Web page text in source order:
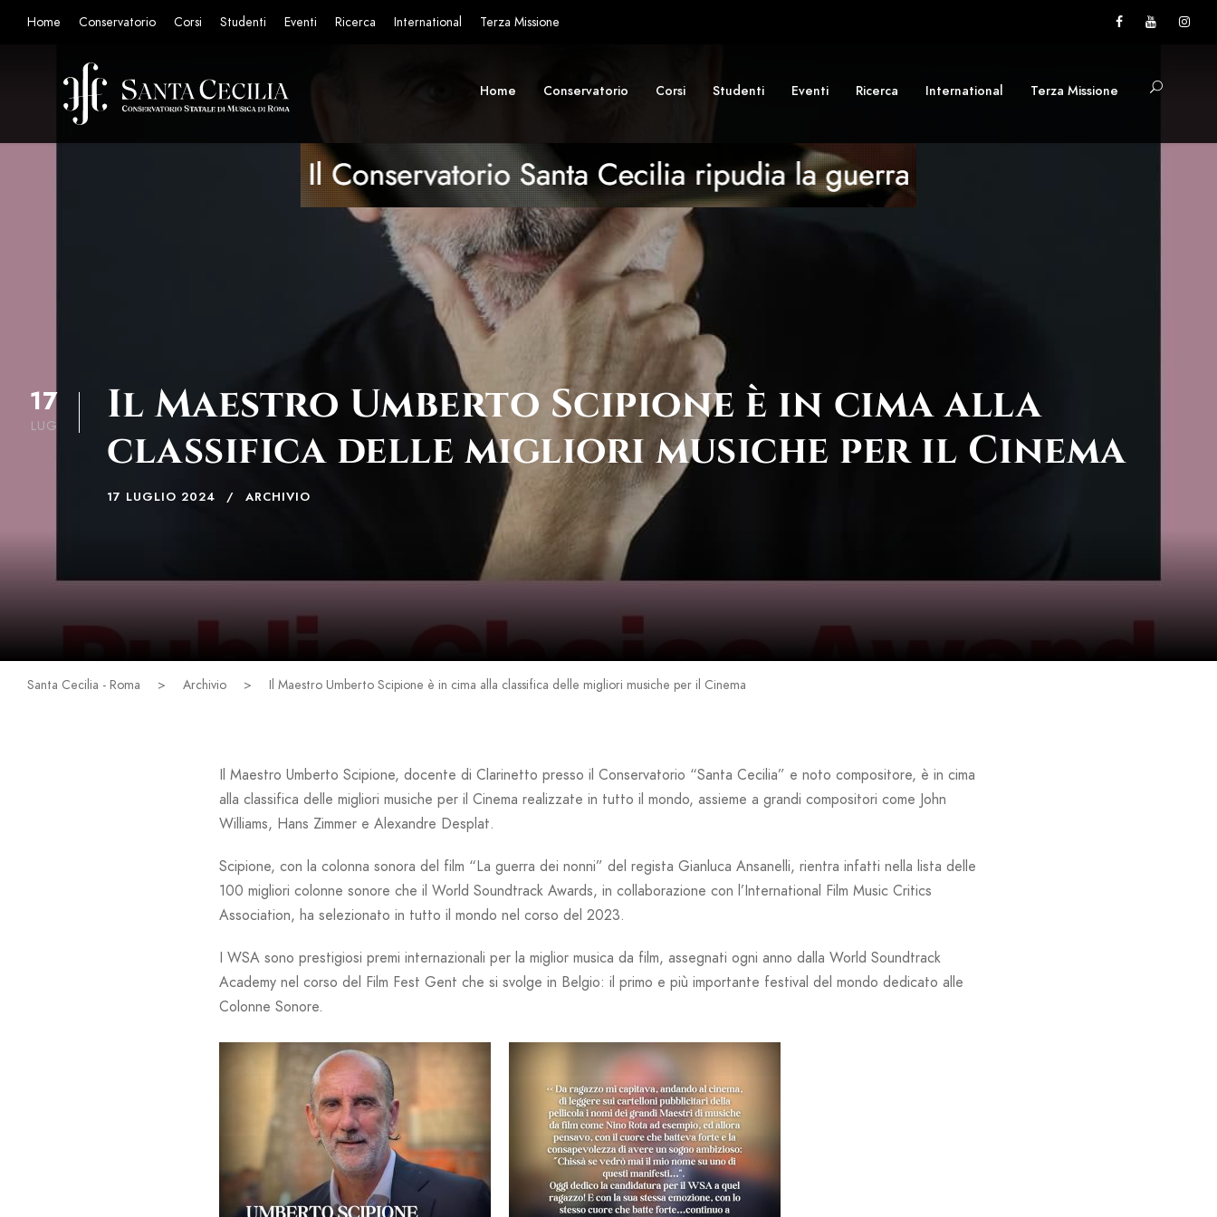
Home Conservatorio Corsi Studenti Eventi Ricerca International Terza Missione
Home Conservatorio Corsi Studenti Eventi Ricerca International Terza Missione
17
LUG
Il Maestro Umberto Scipione è in cima alla
classifica delle migliori musiche per il Cinema
17 LUGLIO 2024 ARCHIVIO
Santa Cecilia - Roma > Archivio > Il Maestro Umberto Scipione è in cima alla classifica delle migliori musiche per il Cinema
Il Maestro Umberto Scipione, docente di Clarinetto presso il Conservatorio “Santa Cecilia” e noto compositore, è in cima
alla classifica delle migliori musiche per il Cinema realizzate in tutto il mondo, assieme a grandi compositori come John
Williams, Hans Zimmer e Alexandre Desplat.
Scipione, con la colonna sonora del film “La guerra dei nonni” del regista Gianluca Ansanelli, rientra infatti nella lista delle
100 migliori colonne sonore che il World Soundtrack Awards, in collaborazione con l’International Film Music Critics
Association, ha selezionato in tutto il mondo nel corso del 2023.
I WSA sono prestigiosi premi internazionali per la miglior musica da film, assegnati ogni anno dalla World Soundtrack
Academy nel corso del Film Fest Gent che si svolge in Belgio: il primo e più importante festival del mondo dedicato alle
Colonne Sonore.